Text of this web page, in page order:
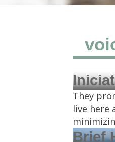
They
live here
Brief